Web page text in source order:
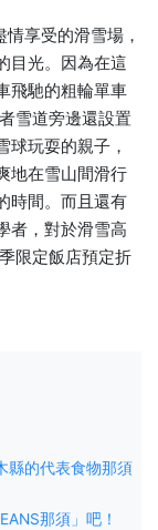
享受的滑雪場，
目光。因為在這
飛馳的粗輪單車
雪道旁邊還設置
球玩耍的親子，
地在雪山間滑行
時間。而且還有
者，對於滑雪高
限定飯店預定折
縣的代表食物那須
那須」吧！